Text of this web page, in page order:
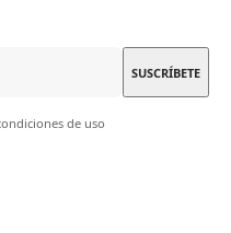
de uso